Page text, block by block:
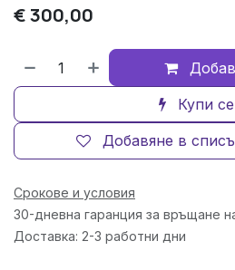
€300,00
Купи
Добавяне в
Срокове и условия
30-дневна гаранция за връщане
Доставка: 2-3 работни дни